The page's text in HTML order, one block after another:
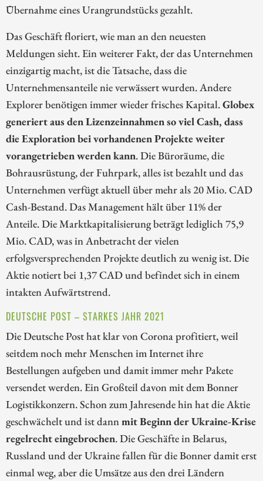
Übernahme eines Urangrundstücks gezahlt.
Das Geschäft floriert, wie man an den neuesten
Meldungen sieht. Ein weiterer Fakt, der das Unternehmen
einzigartig macht, ist die Tatsache, dass die
Unternehmensanteile nie verwässert wurden. Andere
Explorer benötigen immer wieder frisches Kapital.Globex
generiert aus den Lizenzeinnahmen so viel Cash, dass
die Exploration bei vorhandenen Projekte weiter
vorangetrieben werden kann. Die Büroräume, die
Bohrausrüstung, der Fuhrpark, alles ist bezahlt und das
Unternehmen verfügt aktuell über mehr als 20 Mio. CAD
Cash-Bestand. Das Management hält über 11% der
Anteile. Die Marktkapitalisierung beträgt lediglich 75,9
Mio. CAD, was in Anbetracht der vielen
erfolgsversprechenden Projekte deutlich zu wenig ist. Die
Aktie notiert bei 1,37 CAD und befindet sich in einem
intakten Aufwärtstrend.
DEUTSCHE POST – STARKES JAHR 2021
Die Deutsche Post hat klar von Corona profitiert, weil
seitdem noch mehr Menschen im Internet ihre
Bestellungen aufgeben und damit immer mehr Pakete
versendet werden. Ein Großteil davon mit dem Bonner
Logistikkonzern. Schon zum Jahresende hin hat die Aktie
geschwächelt und ist dann mit Beginn der Ukraine-Krise
regelrecht eingebrochen. Die Geschäfte in Belarus,
Russland und der Ukraine fallen für die Bonner damit erst
einmal weg, aber die Umsätze aus den drei Ländern